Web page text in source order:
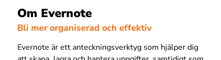
Om Evernote
Bli mer organiserad och effektiv
Evernote är ett anteckningsverktyg som hjälper dig